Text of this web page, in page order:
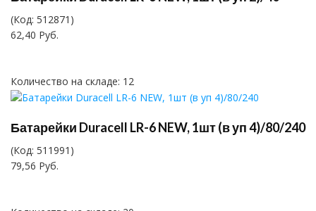
(Код: 512871 )
62,40 Руб.
Количество на складе: 12
Батарейки Duracell LR-6 NEW, 1шт (в уп 4)/80/240
(Код: 511991 )
79,56 Руб.